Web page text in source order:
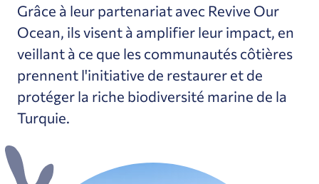
Grâce à leur partenariat avec Revive Our
Ocean, ils visent à amplifier leur impact, en
veillant à ce que les communautés côtières
prennent l'initiative de restaurer et de
protéger la riche biodiversité marine de la
Turquie.